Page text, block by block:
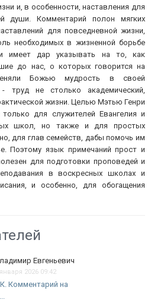
и, в особенности, наставления для
души. Комментарий полон мягких
для повседневной жизни,
необходимых в жизненной борьбе
имеет дар указывать на то, как
до нас, о которых говорится на
Божью мудрость в своей
труд не столько академический,
жизни. Целью Мэтью Генри
для служителей Евангелия и
школ, но также и для простых
для глав семейств, дабы помочь им
Поэтому язык примечаний прост и
для подготовки проповедей и
в воскресных школах и
и особенно, для обогащения
Евгеньевич
2026 09:42
Комментарий на